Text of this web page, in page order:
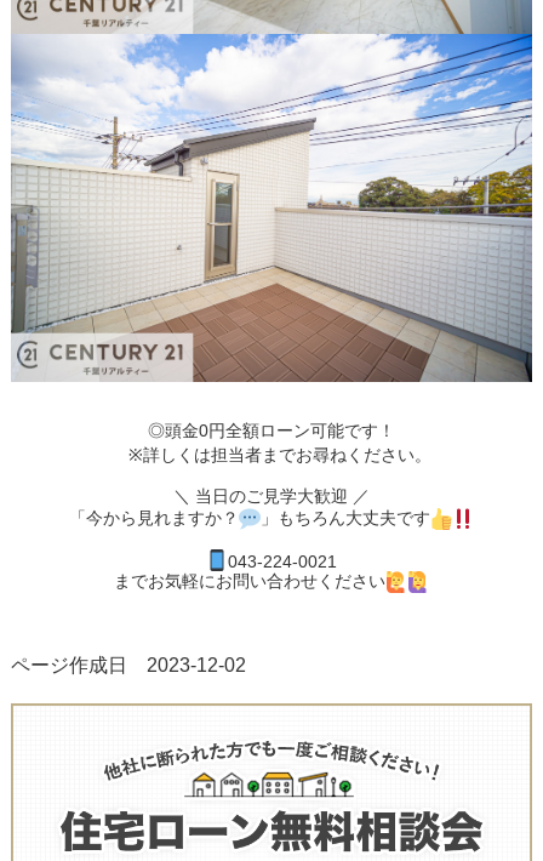
◎頭金0円全額ローン可能です！
※詳しくは担当者までお尋ねください。
＼ 当日のご見学大歓迎 ／
「今から見れますか？
」もちろん大丈夫です
043-224-0021
までお気軽にお問い合わせください
ページ作成日 2023-12-02